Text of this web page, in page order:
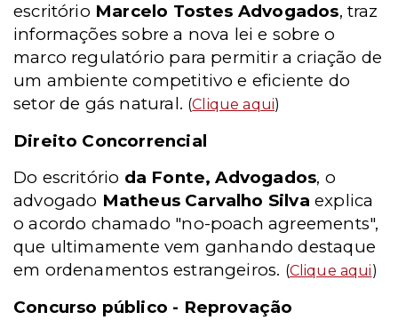
escritório Marcelo Tostes Advogados, traz
informações sobre a nova lei e sobre o
marco regulatório para permitir a criação de
um ambiente competitivo e eficiente do
setor de gás natural. (Clique aqui)
Direito Concorrencial
Do escritório da Fonte, Advogados, o
advogado Matheus Carvalho Silva explica
o acordo chamado "no-poach agreements",
que ultimamente vem ganhando destaque
em ordenamentos estrangeiros. (Clique aqui)
Concurso público - Reprovação